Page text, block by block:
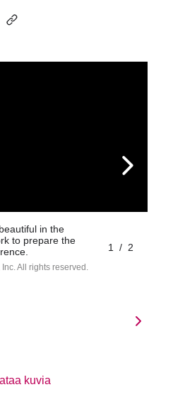
in the
to prepare the
All rights reserved.
1 / 2
kuvia